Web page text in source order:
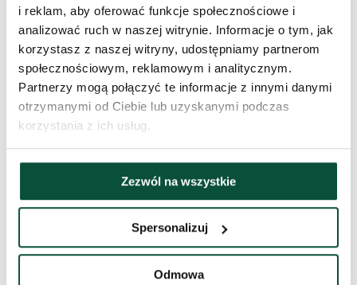
i reklam, aby oferować funkcje społecznościowe i
analizować ruch w naszej witrynie. Informacje o tym, jak
korzystasz z naszej witryny, udostępniamy partnerom
społecznościowym, reklamowym i analitycznym.
Partnerzy mogą połączyć te informacje z innymi danymi
otrzymanymi od Ciebie lub uzyskanymi podczas
korzystania z ich usług.
Zezwól na wszystkie
Spersonalizuj
Odmowa
Historia cen
Najniższa cena z ostatnich 30 dni to1 179zł
Informacje dodatkowe
Łączna liczba gałązek 2770
Wysokość (ze stojakiem) 210cm